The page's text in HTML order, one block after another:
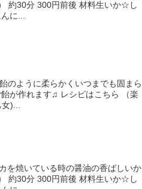
約30分 300円前後 材料生いか☆し
に...
のように柔らかくいつまでも固まら
が作れます♫ レシピはこちら （楽
)...
を焼いている時の醤油の香ばしいか
約30分 300円前後 材料生いか☆し